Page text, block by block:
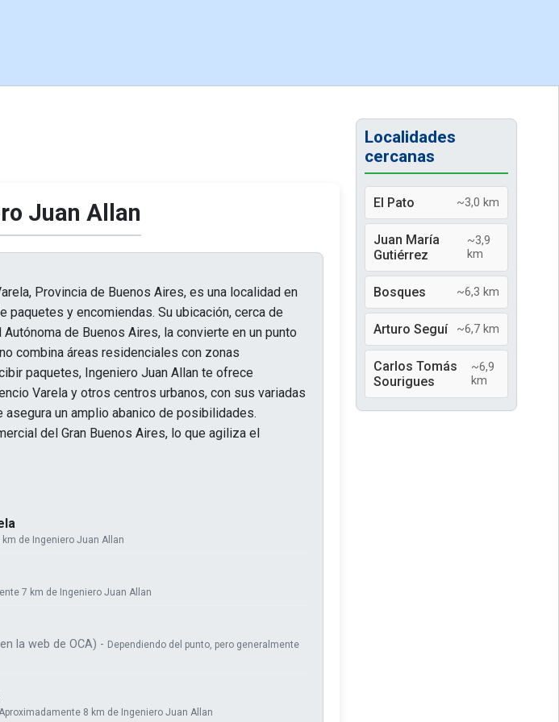
Juan Allan
Provincia de Buenos Aires, es una localidad en
y encomiendas. Su ubicación, cerca de
de Buenos Aires, la convierte en un punto
combina áreas residenciales con zonas
paquetes, Ingeniero Juan Allan te ofrece
Varela y otros centros urbanos, con sus variadas
un amplio abanico de posibilidades.
del Gran Buenos Aires, lo que agiliza el
de Ingeniero Juan Allan
7 km de Ingeniero Juan Allan
la web de OCA) - Dependiendo del punto, pero generalmente
8 km de Ingeniero Juan Allan
Localidades
cercanas
El Pato ~3,0 km
Juan María
Gutiérrez
~3,9
km
Bosques ~6,3 km
Arturo Seguí ~6,7 km
Carlos Tomás
Sourigues
~6,9
km